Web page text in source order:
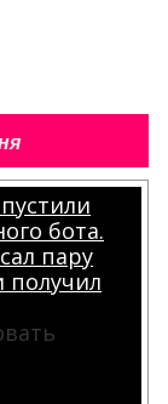
бота.
пару
получил